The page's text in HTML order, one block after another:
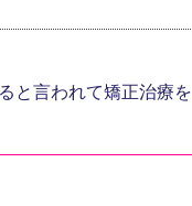
と言われて矯正治療を